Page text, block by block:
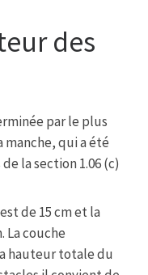
des
par le plus
qui a été
la section 1.06 (c)
de 15 cm et la
La couche
hauteur totale du